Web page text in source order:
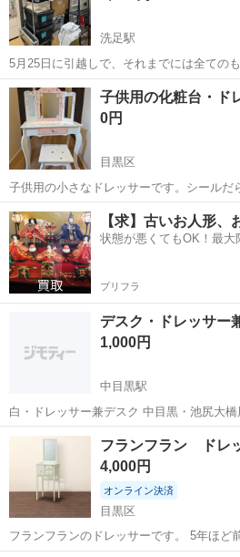
洗足駅
5月25日に引越しで、それまでには全ての
段交渉は不可です。少しずつ下げていきま
目黒区南まで取りに来てくれる方、限定で
す。 この値段なのでノークレー...
東京 目黒区 洗足駅 ドレッサー
子供用の化粧台・ド
0円
目黒区
子供用の小さなドレッサーです。シールだ
が、お気になさらない方に無料でお譲りします。 高さは
95cm程、横幅は60cmです。椅子込みです。 近くまで取りに来て
だける方のみでお願いします。
東京 目黒区 ドレッサー 無料
【求】古いお人形、
状態が悪くてもOK！最大
プリフラ
デスク・ドレッサー
1,000円
中目黒駅
白・ドレッサー兼デスク 中目黒・池尻大橋周辺まで、できるだけ早く
とりにきてくれる方を優先させていただき
東京 目黒区 ドレッ
フランフラン ドレ
4,000円
オンライン決済
目黒区
フランフランのドレッサーです。 5年ほど
使ってません。 何度か引っ越しをしたの